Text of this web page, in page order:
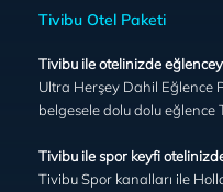
Tivibu Otel Paketi
Tivibu ile otelinizde
Ultra Herşey Dahil Eğlence
belgesele dolu dolu eğlence
Tivibu ile spor keyfi
Tivibu Spor kanalları ile